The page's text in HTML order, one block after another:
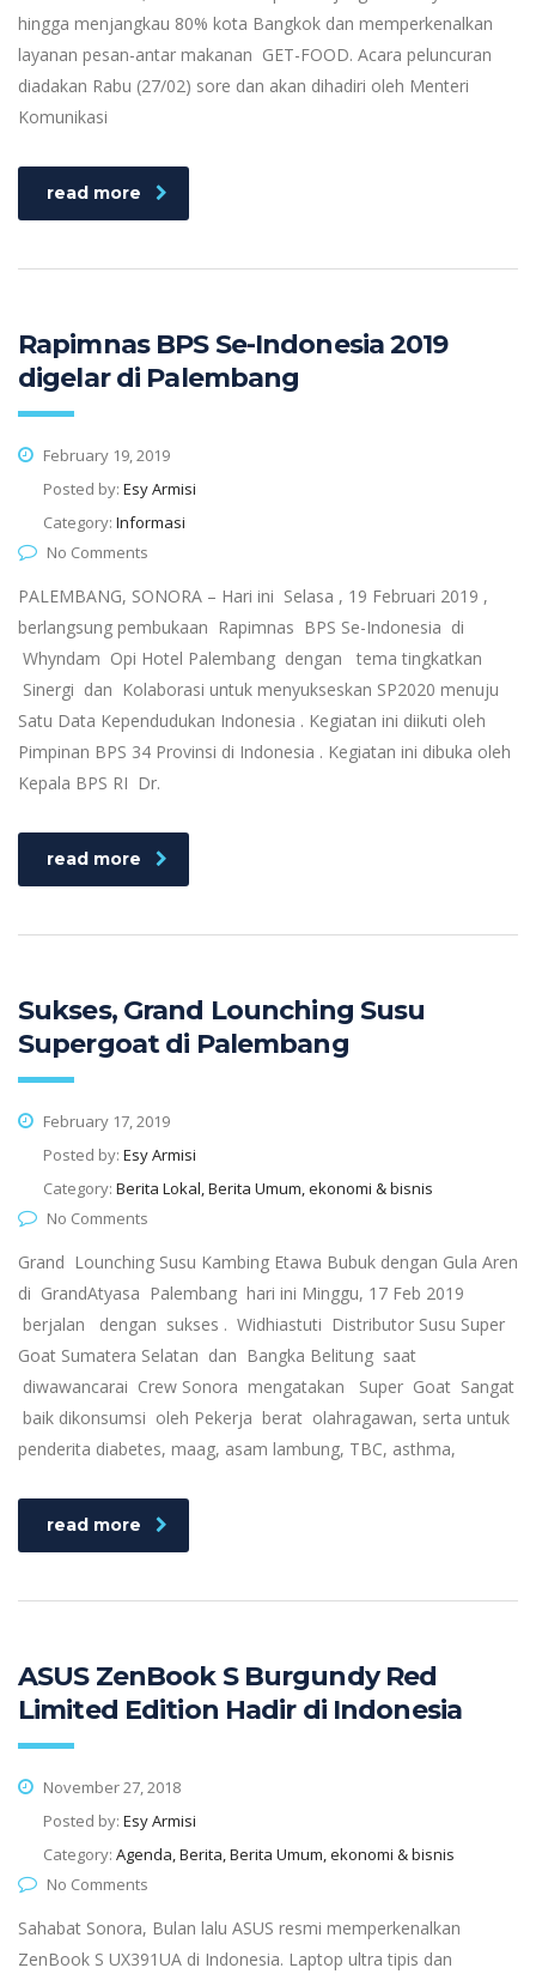
hingga menjangkau 80% kota Bangkok dan memperkenalkan
layanan pesan-antar makanan GET-FOOD. Acara peluncuran
diadakan Rabu (27/02) sore dan akan dihadiri oleh Menteri
Komunikasi
read more
Rapimnas BPS Se-Indonesia 2019
digelar di Palembang
February 19, 2019
Posted by: Esy Armisi
Category: Informasi
No Comments
PALEMBANG, SONORA – Hari ini Selasa , 19 Februari 2019 ,
berlangsung pembukaan Rapimnas BPS Se-Indonesia di
Whyndam Opi Hotel Palembang dengan tema tingkatkan
Sinergi dan Kolaborasi untuk menyukseskan SP2020 menuju
Satu Data Kependudukan Indonesia . Kegiatan ini diikuti oleh
Pimpinan BPS 34 Provinsi di Indonesia . Kegiatan ini dibuka oleh
Kepala BPS RI Dr.
read more
Sukses, Grand Lounching Susu
Supergoat di Palembang
February 17, 2019
Posted by: Esy Armisi
Category: Berita Lokal, Berita Umum, ekonomi & bisnis
No Comments
Grand Lounching Susu Kambing Etawa Bubuk dengan Gula Aren
di GrandAtyasa Palembang hari ini Minggu, 17 Feb 2019
berjalan dengan sukses . Widhiastuti Distributor Susu Super
Goat Sumatera Selatan dan Bangka Belitung saat
diwawancarai Crew Sonora mengatakan Super Goat Sangat
baik dikonsumsi oleh Pekerja berat olahragawan, serta untuk
penderita diabetes, maag, asam lambung, TBC, asthma,
read more
ASUS ZenBook S Burgundy Red
Limited Edition Hadir di Indonesia
November 27, 2018
Posted by: Esy Armisi
Category: Agenda, Berita, Berita Umum, ekonomi & bisnis
No Comments
Sahabat Sonora, Bulan lalu ASUS resmi memperkenalkan
ZenBook S UX391UA di Indonesia. Laptop ultra tipis dan